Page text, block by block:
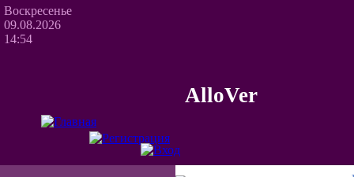
Воскресенье
09.08.2026
14:54
AlloVer